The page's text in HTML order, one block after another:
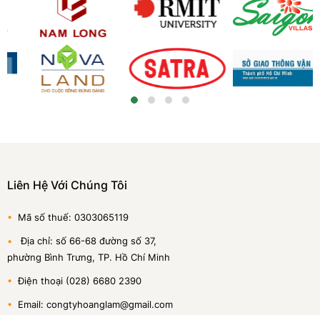
Liên Hệ Với Chúng Tôi
• Mã số thuế: 0303065119
• Địa chỉ: số 66-68 đường số 37,
phường Bình Trưng, TP. Hồ Chí Minh
• Điện thoại (028) 6680 2390
• Email: congtyhoanglam@gmail.com